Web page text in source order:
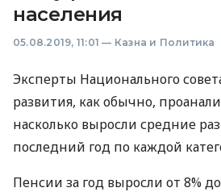
населения
05.08.2019, 11:01 — Казна и Политика
Эксперты Национального
развития, как обычно,
насколько выросли средние
последний год по каждой
Пенсии за год выросли от 8% до